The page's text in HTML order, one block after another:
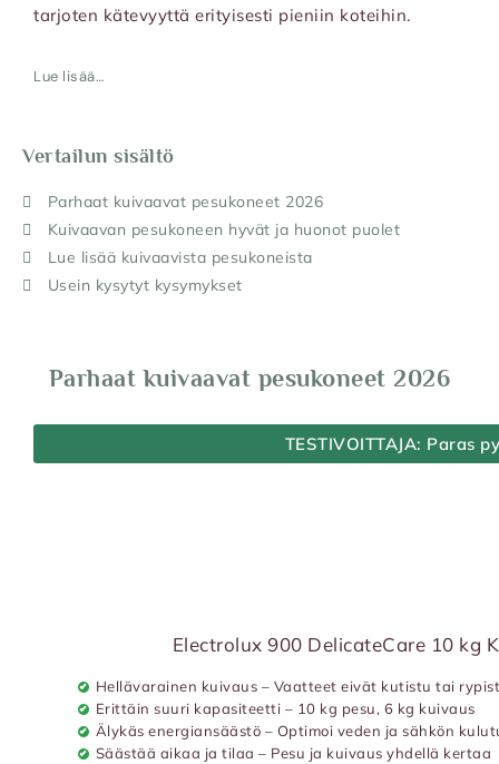
tarjoten kätevyyttä erityisesti pieniin koteihin.
Lue lisää…
Vertailun sisältö
Parhaat kuivaavat pesukoneet 2026
Kuivaavan pesukoneen hyvät ja huonot puolet
Lue lisää kuivaavista pesukoneista
Usein kysytyt kysymykset
Parhaat kuivaavat pesukoneet 2026
TESTIVOITTAJA: Paras
Electrolux 900 DelicateCare 10 kg
Hellävarainen kuivaus – Vaatteet eivät kutistu tai
Erittäin suuri kapasiteetti – 10 kg pesu, 6 kg kuivaus
Älykäs energiansäästö – Optimoi veden ja sähkön
Säästää aikaa ja tilaa – Pesu ja kuivaus yhdellä kertaa